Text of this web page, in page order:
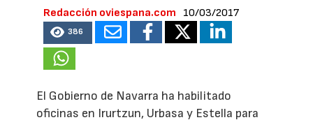
Redacción oviespana.com 10/03/2017
386
El Gobierno de Navarra ha habilitado
oficinas en Irurtzun, Urbasa y Estella para